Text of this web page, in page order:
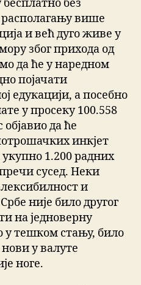
без
више
и већ дуго живе у
због прихода од
да ће у наредном
појачати
едукацији, а посебно
у просеку 100.558
да ће
инкјет
1.200 радних
сусед. Неки
и
није било другог
на једноверну
у тешком стању, било
у валуте
ноге.